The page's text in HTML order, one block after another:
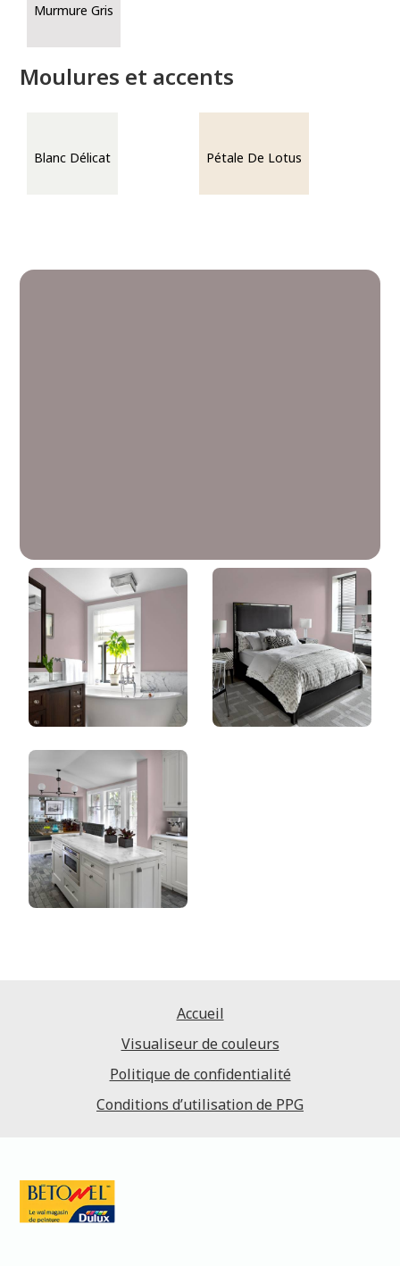
Murmure Gris
Moulures et accents
Blanc Délicat Pétale De Lotus
Violette Grise
DLX1014-5
Accueil
Visualiseur de couleurs
Politique de confidentialité
Conditions d’utilisation de PPG